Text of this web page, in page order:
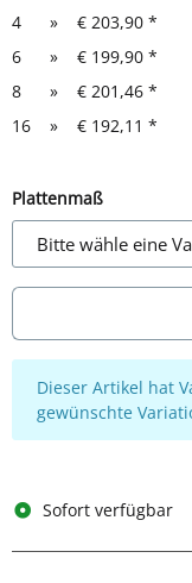
4
» € 203,90 *
6
» € 199,90 *
8
» € 201,46 *
16
» € 192,11 *
Plattenmaß
Bitte wähle eine
x
Dieser Artikel hat
gewünschte
Sofort verfügbar